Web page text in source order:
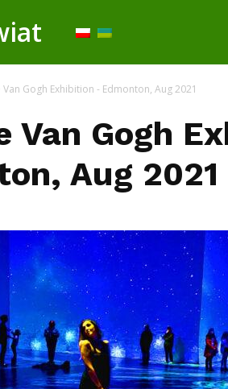
Odkryj
Świat
Van Gogh Exhibition - Edmonton, Aug 2021
Van Gogh
Aug 2021